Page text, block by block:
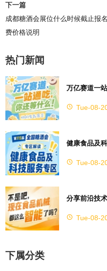
下一篇
成都糖酒会展位什么时候截止报
费价格说明
热门新闻
Tue-08-
Tue-08-
Tue-08-
下属分类